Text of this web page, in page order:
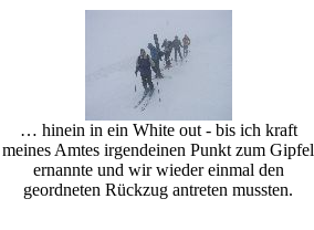
… hinein in ein White out - bis ich kraft
meines Amtes irgendeinen Punkt zum Gipfel
ernannte und wir wieder einmal den
geordneten Rückzug antreten mussten.